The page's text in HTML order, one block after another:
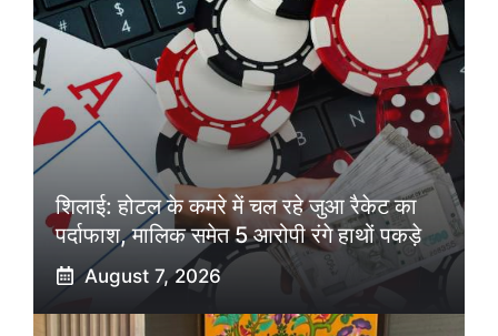
शिलाई: होटल के कमरे में चल रहे जुआ रैकेट का
पर्दाफाश, मालिक समेत 5 आरोपी रंगे हाथों पकड़े
August 7, 2026